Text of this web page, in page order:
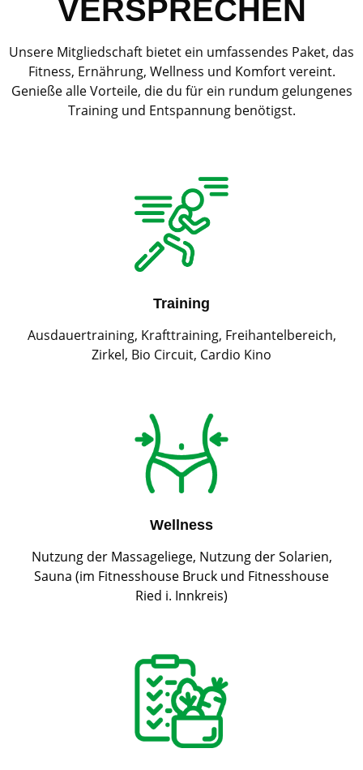
VERSPRECHEN
Unsere Mitgliedschaft bietet ein umfassendes Paket, das
Fitness, Ernährung, Wellness und Komfort vereint.
Genieße alle Vorteile, die du für ein rundum gelungenes
Training und Entspannung benötigst.
Training
Ausdauertraining, Krafttraining, Freihantelbereich,
Zirkel, Bio Circuit, Cardio Kino
Wellness
Nutzung der Massageliege, Nutzung der Solarien,
Sauna (im Fitnesshouse Bruck und Fitnesshouse
Ried i. Innkreis)